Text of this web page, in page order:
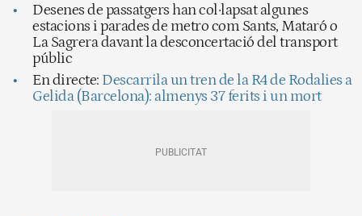
Desenes de passatgers han col·lapsat algunes
estacions i parades de metro com Sants, Mataró o
La Sagrera davant la desconcertació del transport
públic
En directe: Descarrila un tren de la R4 de Rodalies a
Gelida (Barcelona): almenys 37 ferits i un mort